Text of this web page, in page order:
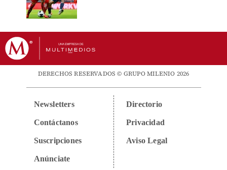
DERECHOS RESERVADOS © GRUPO MILENIO 2026
Newsletters
Contáctanos
Suscripciones
Anúnciate
Directorio
Privacidad
Aviso Legal